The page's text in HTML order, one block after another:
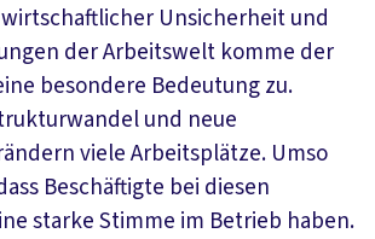
Unsicherheit und
der Arbeitswelt komme der
besondere Bedeutung zu.
und neue
viele Arbeitsplätze. Umso
Beschäftigte bei diesen
starke Stimme im Betrieb haben.